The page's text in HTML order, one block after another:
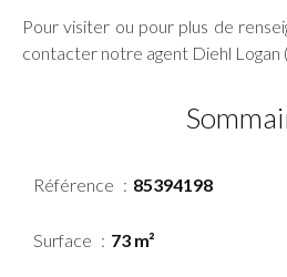
Pour visiter ou pour plus de
contacter notre agent Diehl Logan
Référence 85394198
Surface 73 m²